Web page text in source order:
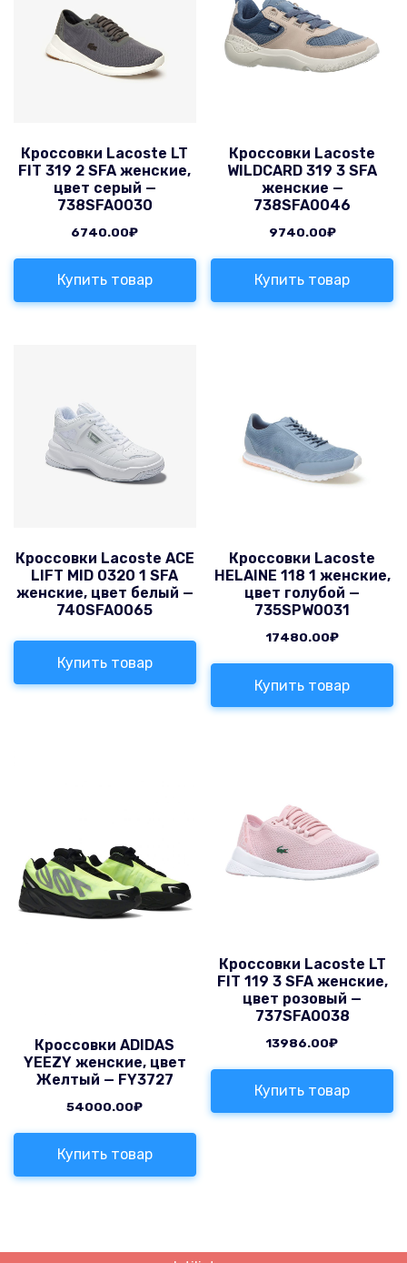
Кроссовки Lacoste LT
FIT 319 2 SFA женские,
цвет серый —
738SFA0030
6740.00₽
Купить товар
Кроссовки Lacoste
WILDCARD 319 3 SFA
женские —
738SFA0046
9740.00₽
Купить товар
Кроссовки Lacoste ACE
LIFT MID 0320 1 SFA
женские, цвет белый —
740SFA0065
Купить товар
Кроссовки Lacoste
HELAINE 118 1 женские,
цвет голубой —
735SPW0031
17480.00₽
Купить товар
Кроссовки ADIDAS
YEEZY женские, цвет
Желтый — FY3727
54000.00₽
Купить товар
Кроссовки Lacoste LT
FIT 119 3 SFA женские,
цвет розовый —
737SFA0038
13986.00₽
Купить товар